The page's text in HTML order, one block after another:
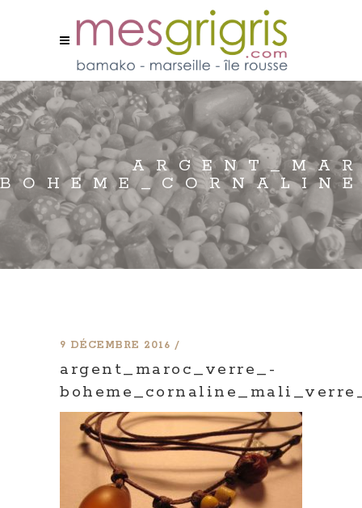
9 DÉCEMBRE 2016
argent_maroc_verre_-